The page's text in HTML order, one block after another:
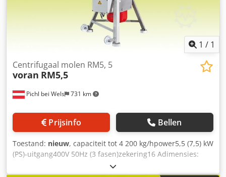
1 / 1
Pichl bei Wels 731 km
Centrifugaal molen RM5, 5
voran RM5,5
Prijsinfo Bellen
Toestand: nieuw, capaciteit tot 4 200 kg/hpower5,5 (7,5) kW
(PS)-uitgang400V 50Hz (3 fasen)zekering16 Adimensies:
lengte 725 mmwidth690 mm hoogte1 440 mm insteek-